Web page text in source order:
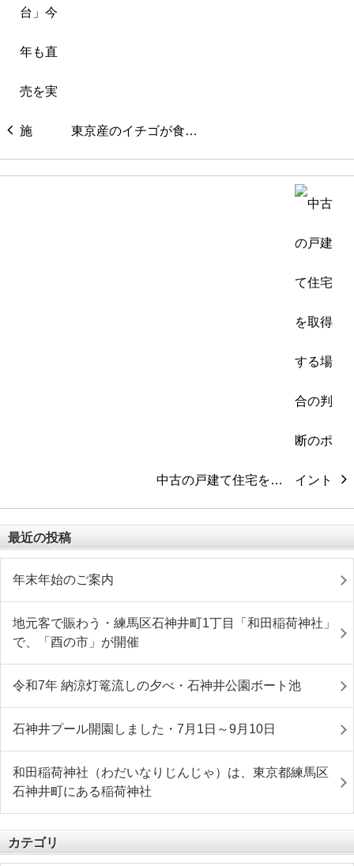
東京産のイチゴが食…
中古の戸建て住宅を…
最近の投稿
年末年始のご案内
地元客で賑わう・練馬区石神井町1丁目「和田稲荷神社」
で、「酉の市」が開催
令和7年 納涼灯篭流しの夕べ・石神井公園ボート池
石神井プール開園しました・7月1日～9月10日
和田稲荷神社（わだいなりじんじゃ）は、東京都練馬区
石神井町にある稲荷神社
カテゴリ